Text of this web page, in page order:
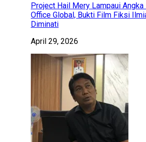
Project Hail Mery Lampaui
Office Global, Bukti Film Fiksi
Diminati
April 29, 2026